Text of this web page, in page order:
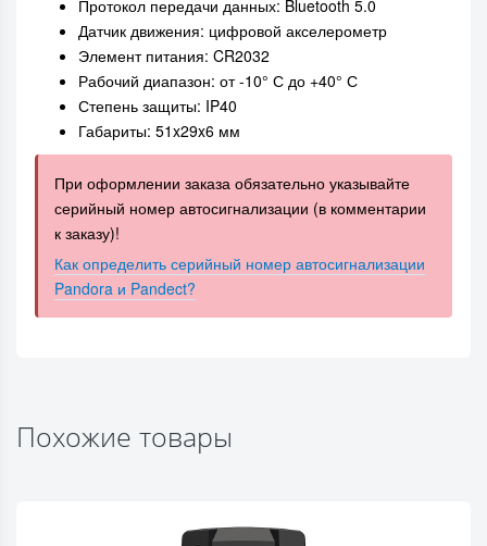
Протокол передачи данных: Bluetooth 5.0
Датчик движения: цифровой акселерометр
Элемент питания: CR2032
Рабочий диапазон: от -10° С до +40° С
Степень защиты: IP40
Габариты: 51x29x6 мм
При оформлении заказа обязательно указывайте
серийный номер автосигнализации (в комментарии
к заказу)!
Как определить серийный номер автосигнализации
Pandora и Pandect?
Похожие товары